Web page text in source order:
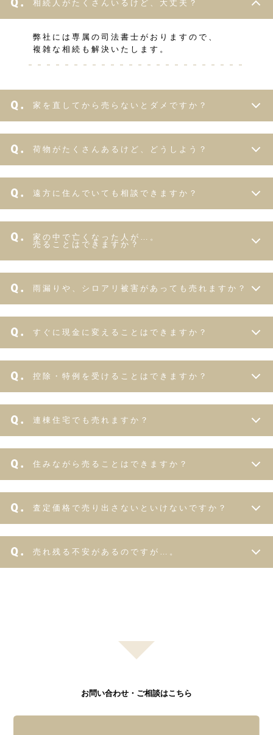
相続人がたくさんいるけど、大丈夫？
弊社には専属の司法書士がおりますので、
複雑な相続も解決いたします。
家を直してから売らないとダメですか？
荷物がたくさんあるけど、どうしよう？
遠方に住んでいても相談できますか？
家の中で亡くなった人が…。
売ることはできますか？
雨漏りや、シロアリ被害があっても売れますか？
すぐに現金に変えることはできますか？
控除・特例を受けることはできますか？
連棟住宅でも売れますか？
住みながら売ることはできますか？
査定価格で売り出さないといけないですか？
売れ残る不安があるのですが…。
お問い合わせ・ご相談はこちら